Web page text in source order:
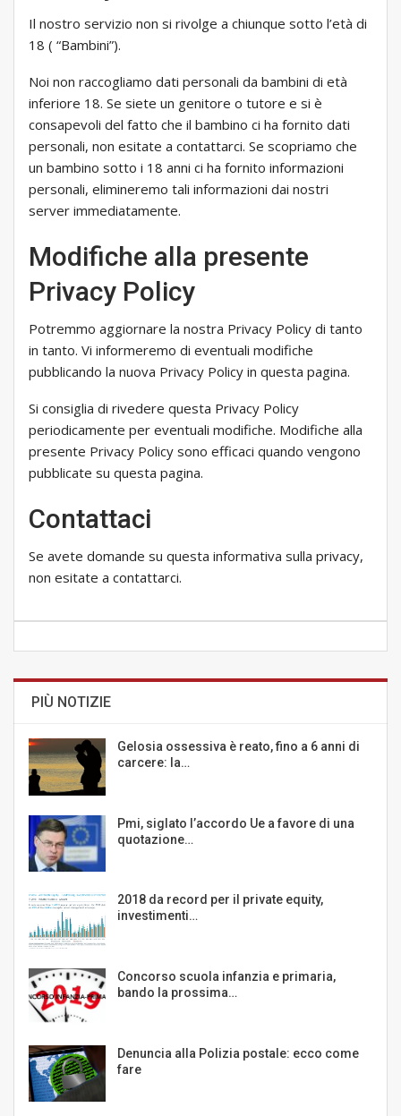
Il nostro servizio non si rivolge a chiunque sotto l’età di
18 ( “Bambini”).
Noi non raccogliamo dati personali da bambini di età
inferiore 18. Se siete un genitore o tutore e si è
consapevoli del fatto che il bambino ci ha fornito dati
personali, non esitate a contattarci. Se scopriamo che
un bambino sotto i 18 anni ci ha fornito informazioni
personali, elimineremo tali informazioni dai nostri
server immediatamente.
Modifiche alla presente
Privacy Policy
Potremmo aggiornare la nostra Privacy Policy di tanto
in tanto. Vi informeremo di eventuali modifiche
pubblicando la nuova Privacy Policy in questa pagina.
Si consiglia di rivedere questa Privacy Policy
periodicamente per eventuali modifiche. Modifiche alla
presente Privacy Policy sono efficaci quando vengono
pubblicate su questa pagina.
Contattaci
Se avete domande su questa informativa sulla privacy,
non esitate a contattarci.
PIÙ NOTIZIE
Gelosia ossessiva è reato, fino a 6 anni di
carcere: la…
Pmi, siglato l’accordo Ue a favore di una
quotazione…
2018 da record per il private equity,
investimenti…
Concorso scuola infanzia e primaria,
bando la prossima…
Denuncia alla Polizia postale: ecco come
fare